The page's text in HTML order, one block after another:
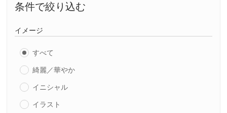
条件で絞り込む
イメージ
すべて
綺麗／華やか
イニシャル
イラスト